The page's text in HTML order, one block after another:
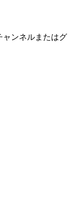
ャンネルまたはグ